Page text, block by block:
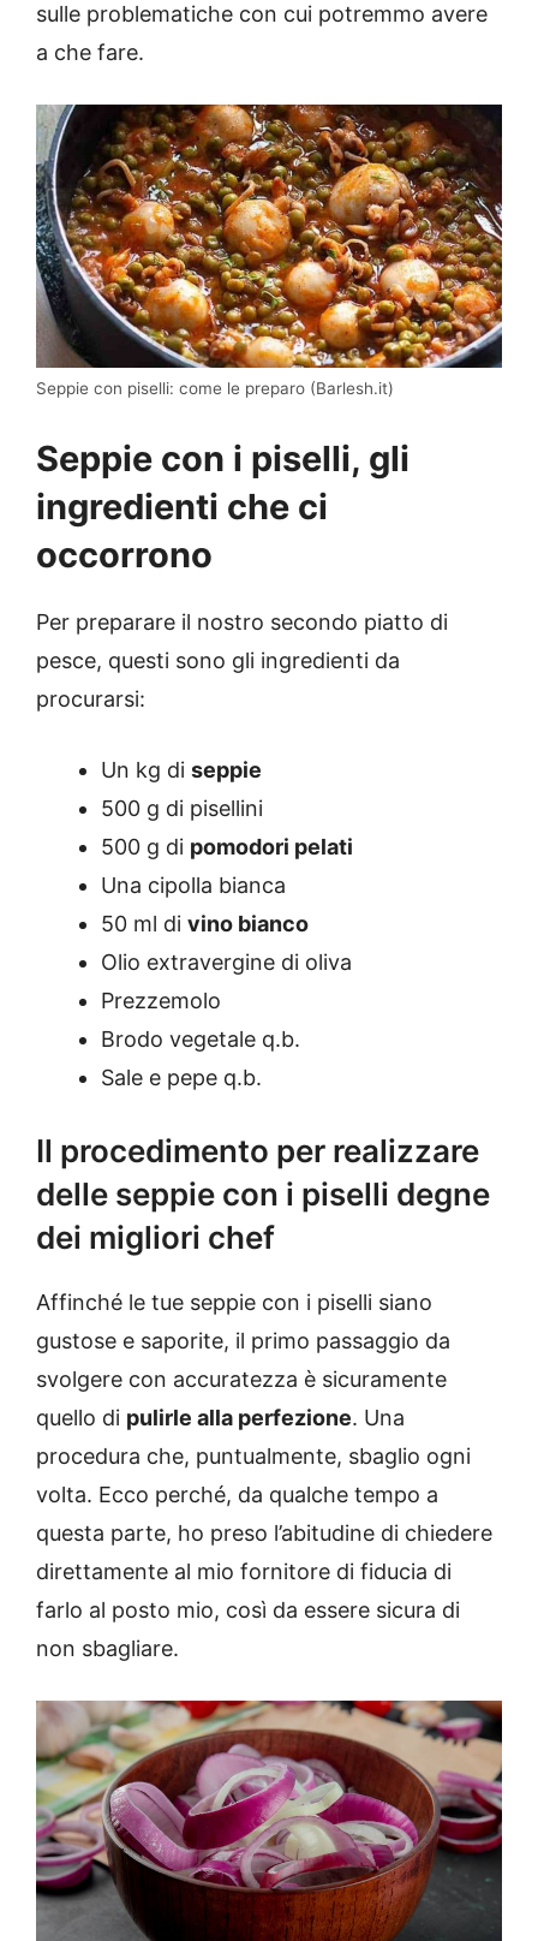
sulle problematiche con cui potremmo avere
a che fare.
Seppie con piselli: come le preparo (Barlesh.it)
Seppie con i piselli, gli
ingredienti che ci
occorrono
Per preparare il nostro secondo piatto di
pesce, questi sono gli ingredienti da
procurarsi:
Un kg di seppie
500 g di pisellini
500 g di pomodori pelati
Una cipolla bianca
50 ml di vino bianco
Olio extravergine di oliva
Prezzemolo
Brodo vegetale q.b.
Sale e pepe q.b.
Il procedimento per realizzare
delle seppie con i piselli degne
dei migliori chef
Affinché le tue seppie con i piselli siano
gustose e saporite, il primo passaggio da
svolgere con accuratezza è sicuramente
quello di pulirle alla perfezione. Una
procedura che, puntualmente, sbaglio ogni
volta. Ecco perché, da qualche tempo a
questa parte, ho preso l’abitudine di chiedere
direttamente al mio fornitore di fiducia di
farlo al posto mio, così da essere sicura di
non sbagliare.